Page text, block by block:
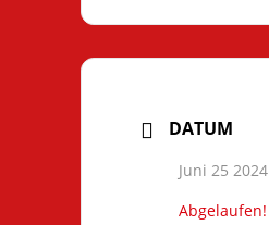
DATUM
Juni 25 2024
Abgelaufen!